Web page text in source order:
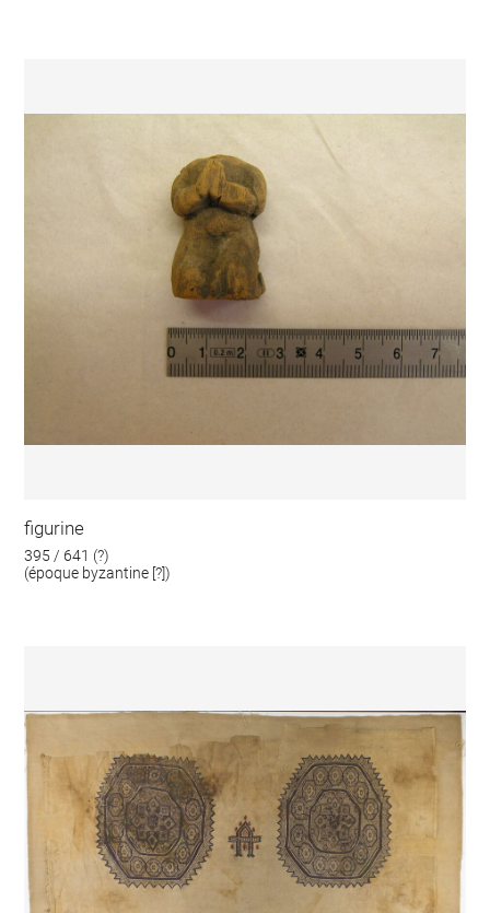
figurine
395 / 641 (?)
(époque byzantine [?])